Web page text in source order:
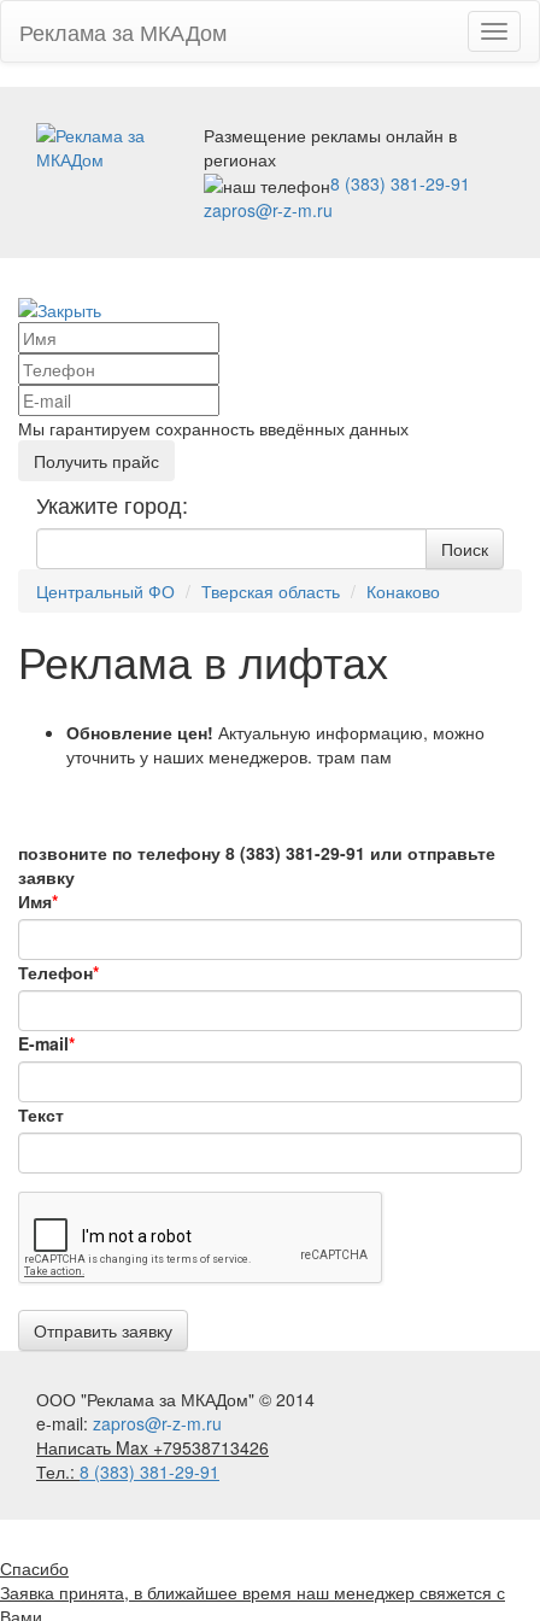
Реклама за МКАДом
Размещение рекламы онлайн в
регионах
8 (383) 381-29-91
zapros@r-z-m.ru
Мы гарантируем сохранность введённых данных
Укажите город:
Центральный ФО Тверская область Конаково
Реклама в лифтах
Обновление цен! Актуальную информацию, можно
уточнить у наших менеджеров. трам пам
позвоните по телефону 8 (383) 381-29-91 или отправьте
заявку
Имя*
Телефон*
E-mail*
Текст
ООО "Реклама за МКАДом" © 2014
e-mail: zapros@r-z-m.ru
Написать Max +79538713426
Тел.: 8 (383) 381-29-91
Спасибо
Заявка принята, в ближайшее время наш менеджер свяжется с
Вами